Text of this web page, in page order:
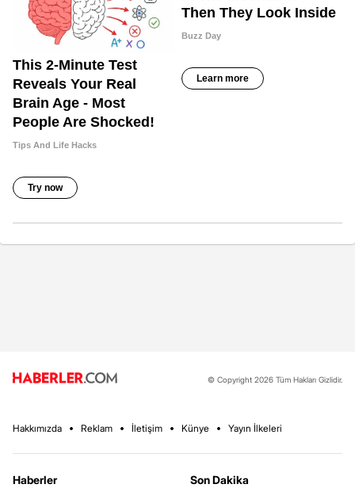
© Copyright 2026 Tüm Hakları Gizlidir.
Hakkımızda Reklam İletişim Künye Yayın İlkeleri
Haberler
Son Dakika